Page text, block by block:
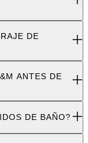
DE
ANTES DE
DE BAÑO?